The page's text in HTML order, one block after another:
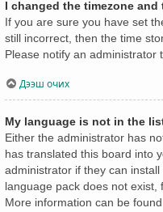
I changed the timezone
If you are sure you have set
still incorrect, then the time
Please notify an administrator
Дээш очих
My language is not in the
Either the administrator has
has translated this board into
administrator if they can
language pack does not exist,
More information can be